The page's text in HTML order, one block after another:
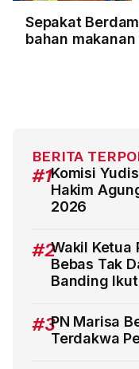
Sepakat
bahan makanan
BERITA
#1Komisi
Hakim
2026
#2Wakil Ketua
Bebas Tak
Banding
#3PN Marisa
Terdakwa